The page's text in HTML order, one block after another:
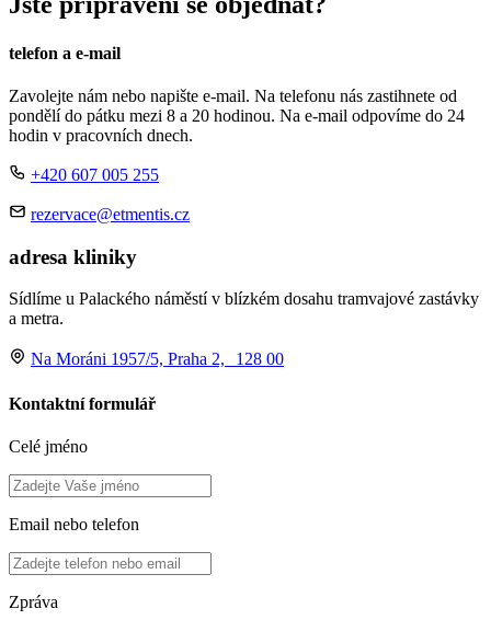
telefon a e-mail
Zavolejte nám nebo napište e-mail. Na telefonu nás zastihnete od
pondělí do pátku mezi 8 a 20 hodinou. Na e-mail odpovíme do 24
hodin v pracovních dnech.
+420 607 005 255
rezervace@etmentis.cz
adresa kliniky
Sídlíme u Palackého náměstí v blízkém dosahu tramvajové zastávky
a metra.
Na Moráni 1957/5, Praha 2, 128 00
Kontaktní formulář
Celé jméno
Email nebo telefon
Zpráva